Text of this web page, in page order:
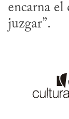
encarna
juzgar”.